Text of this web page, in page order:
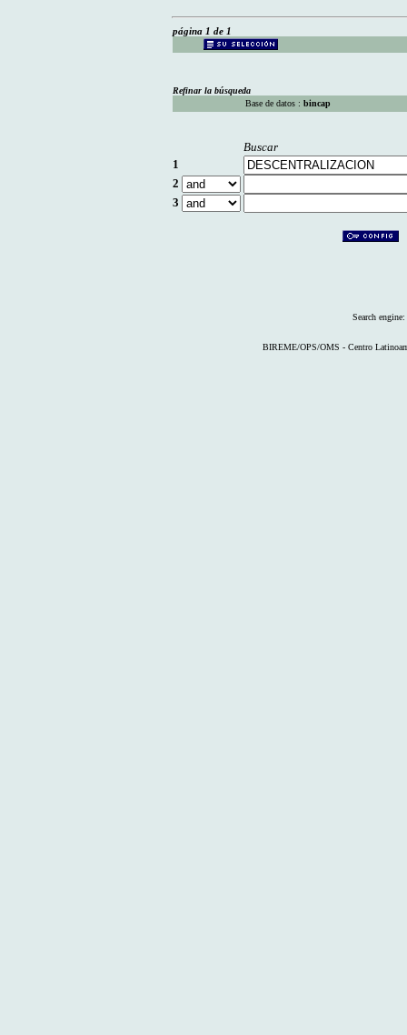
página 1 de 1
Refinar la búsqueda
Base de datos : bincap
Buscar
1
2
3
Search engine:
BIREME/OPS/OMS - Centro